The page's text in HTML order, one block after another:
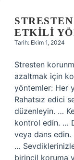
ETKILI
Tarih: Ekim 1, 2024
Stresten
azaltmak için
yöntemler: Her
Rahatsız edici
düzenleyin. …
kontrol edin. …
veya dans
…
birincil koruma